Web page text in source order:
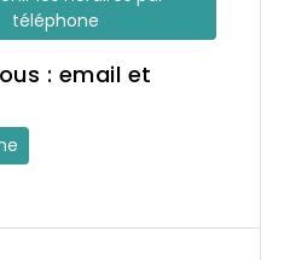
téléphone
: email et